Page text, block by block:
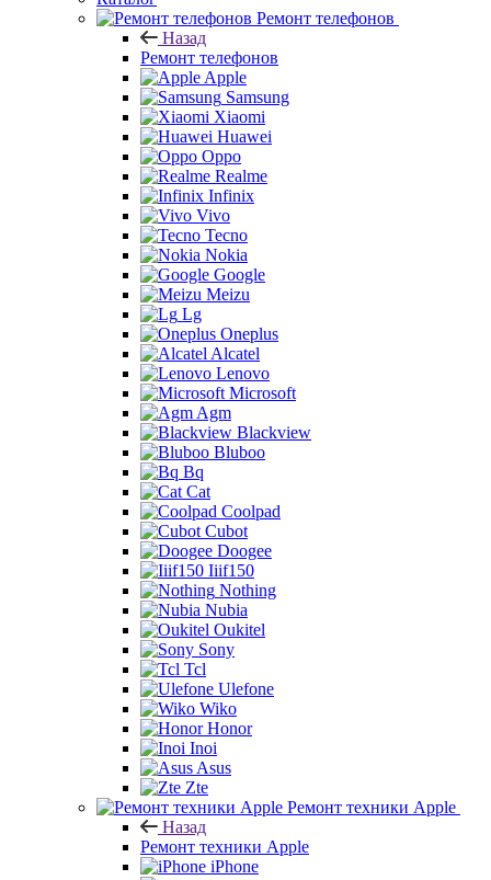
Ремонт телефонов
Назад
Ремонт телефонов
Apple
Samsung
Xiaomi
Huawei
Oppo
Realme
Infinix
Vivo
Tecno
Nokia
Google
Meizu
Lg
Oneplus
Alcatel
Lenovo
Microsoft
Agm
Blackview
Bluboo
Bq
Cat
Coolpad
Cubot
Doogee
Iiif150
Nothing
Nubia
Oukitel
Sony
Tcl
Ulefone
Wiko
Honor
Inoi
Asus
Zte
Ремонт техники Apple
Назад
Ремонт техники Apple
iPhone